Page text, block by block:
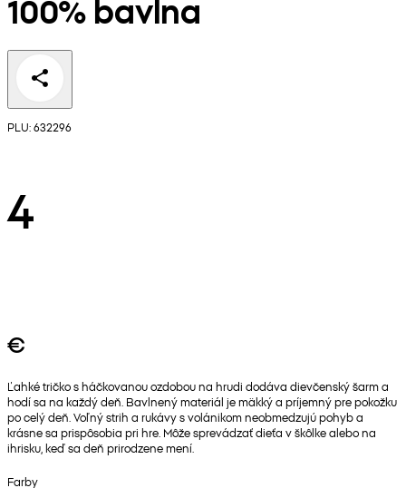
100% bavlna
PLU: 632296
4
€
Ľahké tričko s háčkovanou ozdobou na hrudi dodáva dievčenský šarm a
hodí sa na každý deň. Bavlnený materiál je mäkký a príjemný pre pokožku
po celý deň. Voľný strih a rukávy s volánikom neobmedzujú pohyb a
krásne sa prispôsobia pri hre. Môže sprevádzať dieťa v škôlke alebo na
ihrisku, keď sa deň prirodzene mení.
Farby